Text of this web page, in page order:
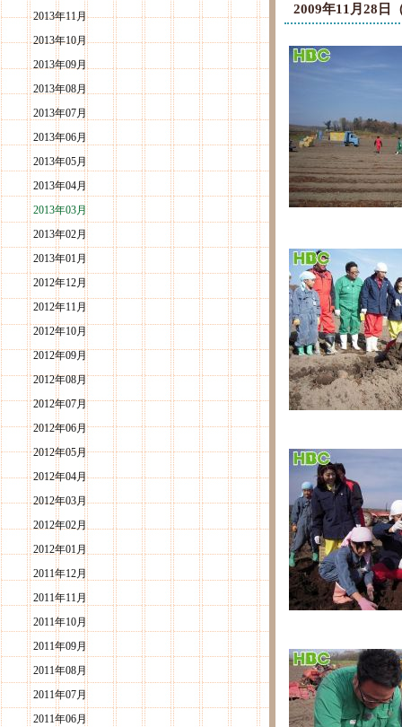
2013年11月
2013年10月
2013年09月
2013年08月
2013年07月
2013年06月
2013年05月
2013年04月
2013年03月
2013年02月
2013年01月
2012年12月
2012年11月
2012年10月
2012年09月
2012年08月
2012年07月
2012年06月
2012年05月
2012年04月
2012年03月
2012年02月
2012年01月
2011年12月
2011年11月
2011年10月
2011年09月
2011年08月
2011年07月
2011年06月
2009年11月28